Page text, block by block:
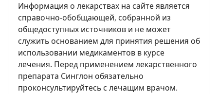
Информация о лекарствах на сайте является
справочно-обобщающей, собранной из
общедоступных источников и не может
служить основанием для принятия решения об
использовании медикаментов в курсе
лечения. Перед применением лекарственного
препарата Синглон обязательно
проконсультируйтесь с лечащим врачом.